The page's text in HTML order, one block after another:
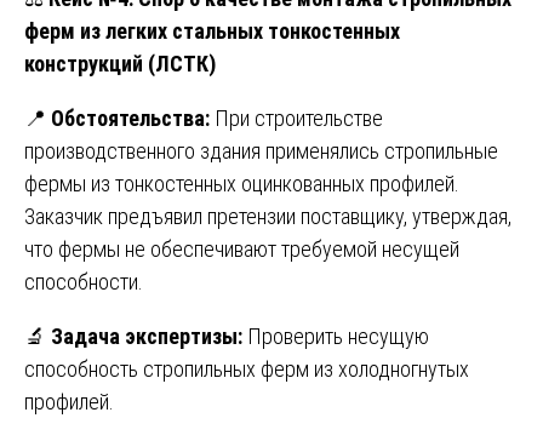
ферм из легких стальных тонкостенных
конструкций (ЛСТК)
📍 Обстоятельства: При строительстве
производственного здания применялись стропильные
фермы из тонкостенных оцинкованных профилей.
Заказчик предъявил претензии поставщику, утверждая,
что фермы не обеспечивают требуемой несущей
способности.
🔬 Задача экспертизы: Проверить несущую
способность стропильных ферм из холодногнутых
профилей.